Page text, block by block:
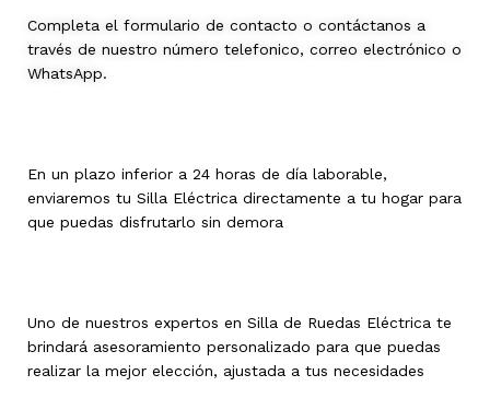
Completa el formulario de contacto o contáctanos a
través de nuestro número telefonico, correo electrónico o
WhatsApp.
En un plazo inferior a 24 horas de día laborable,
enviaremos tu Silla Eléctrica directamente a tu hogar para
que puedas disfrutarlo sin demora
Uno de nuestros expertos en Silla de Ruedas Eléctrica te
brindará asesoramiento personalizado para que puedas
realizar la mejor elección, ajustada a tus necesidades